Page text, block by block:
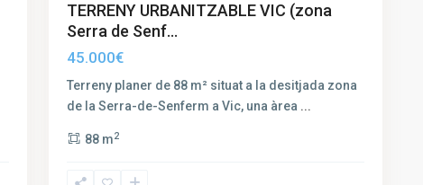
TERRENY URBANITZABLE VIC (zona
Serra de Senf...
45.000€
Terreny planer de 88 m² situat a la desitjada zona
de la Serra-de-Senferm a Vic, una àrea ...
88 m2